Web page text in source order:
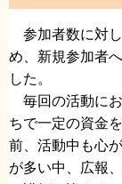
参加者数に対
め、新規参加者
した。
毎回の活動に
ちで一定の資金
前、活動中も心
が多い中、広報